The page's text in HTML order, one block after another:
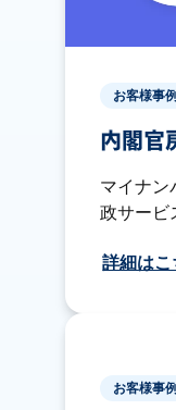
お客様事
内閣官
マイナン
政サービ
詳細はこ
お客様事